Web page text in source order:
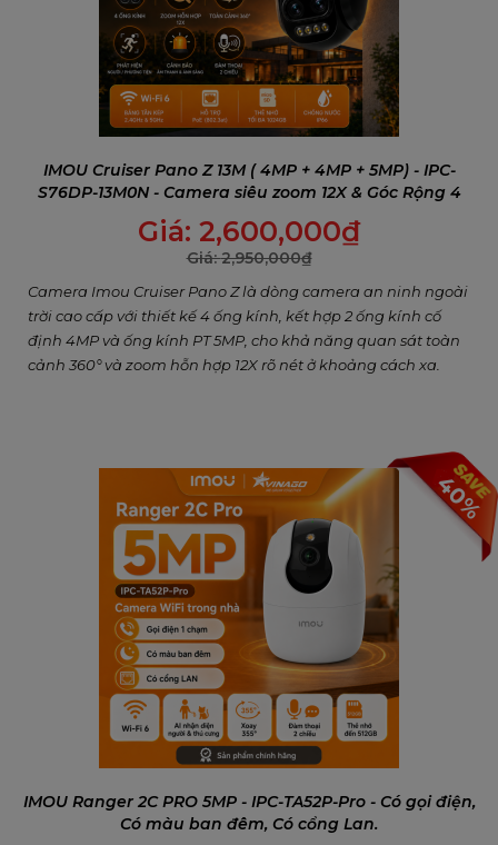
IMOU Cruiser Pano Z 13M ( 4MP + 4MP + 5MP) - IPC-
S76DP-13M0N - Camera siêu zoom 12X & Góc Rộng 4
Giá: 2,600,000₫
Giá:2,950,000₫
Camera Imou Cruiser Pano Z là dòng camera an ninh ngoài
trời cao cấp với thiết kế 4 ống kính, kết hợp 2 ống kính cố
định 4MP và ống kính PT 5MP, cho khả năng quan sát toàn
cảnh 360° và zoom hỗn hợp 12X rõ nét ở khoảng cách xa.
56m. Phù hợp lắp đặt cho sân vườn, cổng nhà, cửa hàng,
kho bãi và khu vực cần giám sát rộng.
40%
IMOU Ranger 2C PRO 5MP - IPC-TA52P-Pro - Có gọi điện,
Có màu ban đêm, Có cổng Lan.